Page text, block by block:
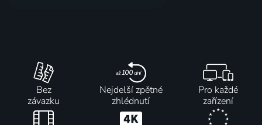
Bez
závazku
Nejdelší zpětné
zhlédnutí
Pro každé
zařízení